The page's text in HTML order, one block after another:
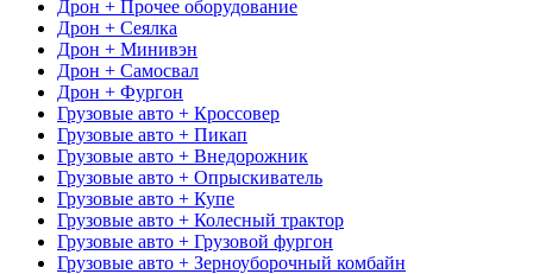
Дрон + Прочее оборудование
Дрон + Сеялка
Дрон + Минивэн
Дрон + Самосвал
Дрон + Фургон
Грузовые авто + Кроссовер
Грузовые авто + Пикап
Грузовые авто + Внедорожник
Грузовые авто + Опрыскиватель
Грузовые авто + Купе
Грузовые авто + Колесный трактор
Грузовые авто + Грузовой фургон
Грузовые авто + Зерноуборочный комбайн